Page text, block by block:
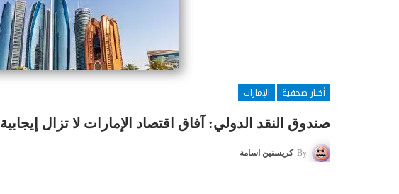
أخبار صحفية
الإمارات
صندوق النقد الدولي: آفاق اقتصاد الإمارات لا تزال إيجابية
By كريستين اسامة